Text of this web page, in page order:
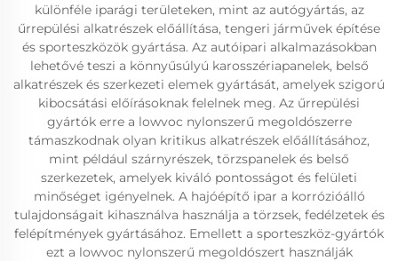
különféle iparági területeken, mint az autógyártás, az
űrrepülési alkatrészek előállítása, tengeri járművek építése
és sporteszközök gyártása. Az autóipari alkalmazásokban
lehetővé teszi a könnyűsúlyú karosszériapanelek, belső
alkatrészek és szerkezeti elemek gyártását, amelyek szigorú
kibocsátási előírásoknak felelnek meg. Az űrrepülési
gyártók erre a lowvoc nylonszerű megoldószerre
támaszkodnak olyan kritikus alkatrészek előállításához,
mint például szárnyrészek, törzspanelek és belső
szerkezetek, amelyek kiváló pontosságot és felületi
minőséget igényelnek. A hajóépítő ipar a korrózióálló
tulajdonságait kihasználva használja a törzsek, fedélzetek és
felépítmények gyártásához. Emellett a sporteszköz-gyártók
ezt a lowvoc nylonszerű megoldószert használják